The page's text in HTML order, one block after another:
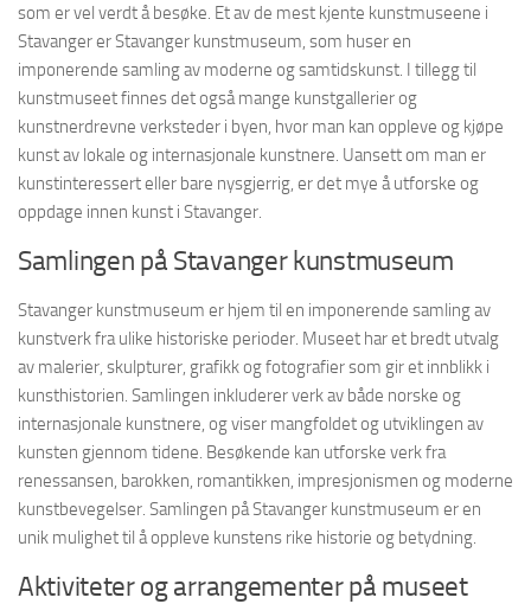
som er vel verdt å besøke. Et av de mest kjente kunstmuseene i
Stavanger er Stavanger kunstmuseum, som huser en
imponerende samling av moderne og samtidskunst. I tillegg til
kunstmuseet finnes det også mange kunstgallerier og
kunstnerdrevne verksteder i byen, hvor man kan oppleve og kjøpe
kunst av lokale og internasjonale kunstnere. Uansett om man er
kunstinteressert eller bare nysgjerrig, er det mye å utforske og
oppdage innen kunst i Stavanger.
Samlingen på Stavanger kunstmuseum
Stavanger kunstmuseum er hjem til en imponerende samling av
kunstverk fra ulike historiske perioder. Museet har et bredt utvalg
av malerier, skulpturer, grafikk og fotografier som gir et innblikk i
kunsthistorien. Samlingen inkluderer verk av både norske og
internasjonale kunstnere, og viser mangfoldet og utviklingen av
kunsten gjennom tidene. Besøkende kan utforske verk fra
renessansen, barokken, romantikken, impresjonismen og moderne
kunstbevegelser. Samlingen på Stavanger kunstmuseum er en
unik mulighet til å oppleve kunstens rike historie og betydning.
Aktiviteter og arrangementer på museet